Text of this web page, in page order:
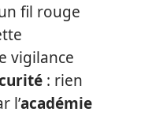
fil rouge
vigilance
: rien
l’académie